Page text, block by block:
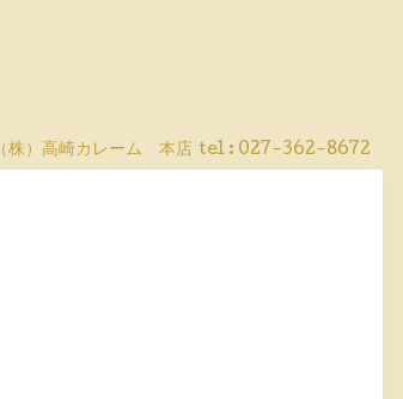
（株）高崎カレーム 本店 tel : 027-362-8672